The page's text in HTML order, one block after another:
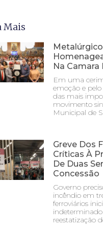
Mais
Na Camara
Em uma
emoção e
das mais
movimento
Municipal de
Greve Dos
Críticas À
De Duas
Concessão
Governo
incêndio em
ferroviários
reestatização